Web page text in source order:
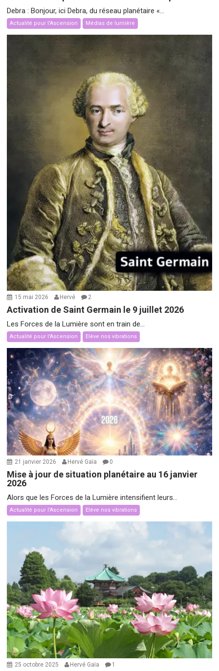
Debra : Bonjour, ici Debra, du réseau planétaire «...
Actualité pour l'Ascension Médias de lumière
15 mai 2026 Hervé 2
Activation de Saint Germain le 9 juillet 2026
Les Forces de la Lumière sont en train de...
Actualité pour l'Ascension Elève nos vibrations
21 janvier 2026 Hervé Gaïa 0
Mise à jour de situation planétaire au 16 janvier
2026
Alors que les Forces de la Lumière intensifient leurs...
Actualité pour l'Ascension Elève nos vibrations
25 octobre 2025 Hervé Gaïa 1